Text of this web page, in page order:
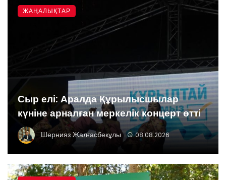
Сыр елі: Аралда Құрылысшылар
күніне арналған меркелік концерт өтті
Шернияз Жалғасбекұлы 08.08.2026
ЖАҢАЛЫҚТАР